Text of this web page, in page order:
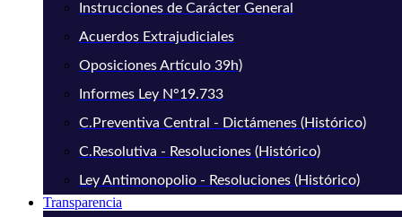
Instrucciones de Carácter General
Acuerdos Extrajudiciales
Oposiciones Artículo 39h)
Informes Ley N°19.733
C.Preventiva Central - Dictámenes (Histórico)
C.Resolutiva - Resoluciones (Histórico)
Ley Antimonopolio - Resoluciones (Histórico)
Transparencia